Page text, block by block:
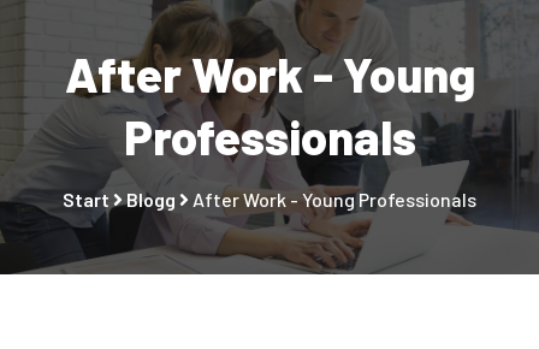
After Work - Young
Professionals
Start Blogg After Work - Young Professionals